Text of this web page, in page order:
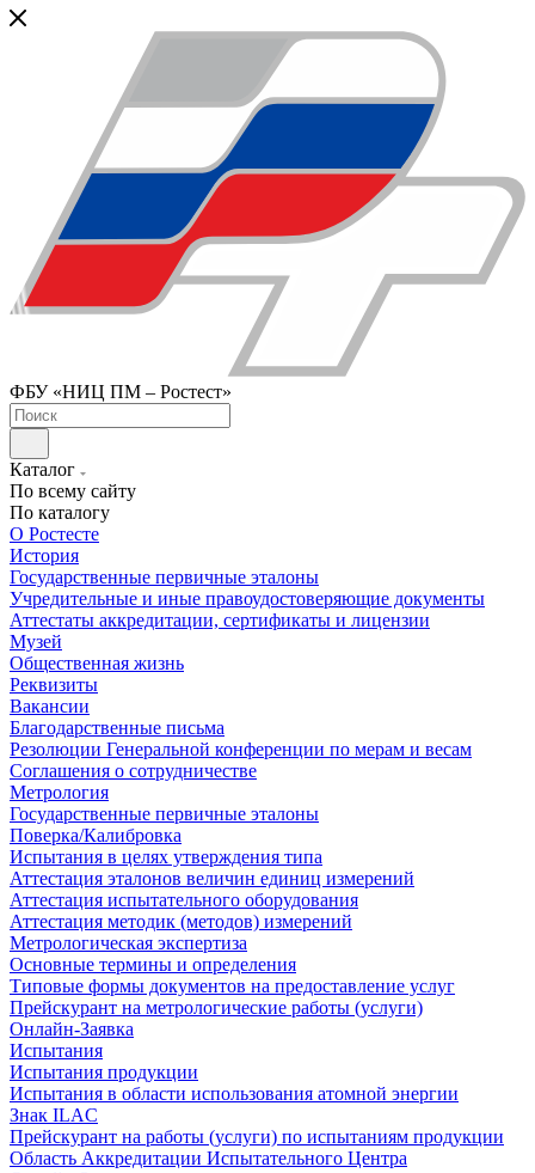
ФБУ «НИЦ ПМ – Ростест»
Каталог
По всему сайту
По каталогу
О Ростесте
История
Государственные первичные эталоны
Учредительные и иные правоудостоверяющие документы
Аттестаты аккредитации, сертификаты и лицензии
Музей
Общественная жизнь
Реквизиты
Вакансии
Благодарственные письма
Резолюции Генеральной конференции по мерам и весам
Соглашения о сотрудничестве
Метрология
Государственные первичные эталоны
Поверка/Калибровка
Испытания в целях утверждения типа
Аттестация эталонов величин единиц измерений
Аттестация испытательного оборудования
Аттестация методик (методов) измерений
Метрологическая экспертиза
Основные термины и определения
Типовые формы документов на предоставление услуг
Прейскурант на метрологические работы (услуги)
Онлайн-Заявка
Испытания
Испытания продукции
Испытания в области использования атомной энергии
Знак ILAC
Прейскурант на работы (услуги) по испытаниям продукции
Область Аккредитации Испытательного Центра